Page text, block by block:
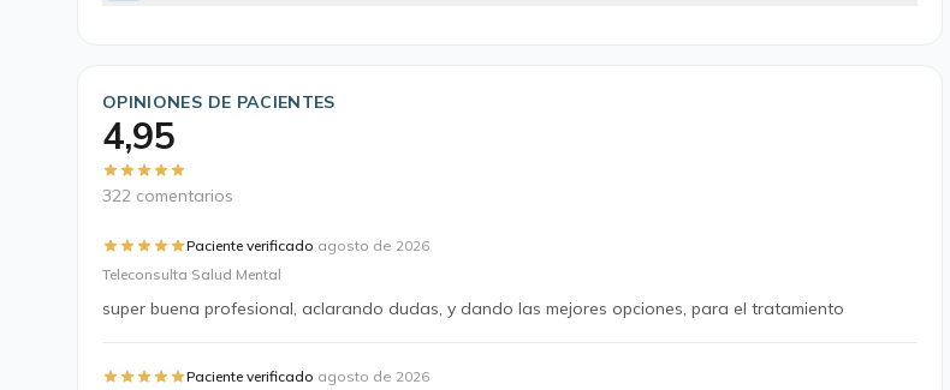
OPINIONES DE PACIENTES
4,95
322 comentarios
Paciente verificado·agosto de 2026
Teleconsulta Salud Mental
super buena profesional, aclarando dudas, y dando las mejores opciones, para el tratamiento
Paciente verificado·agosto de 2026